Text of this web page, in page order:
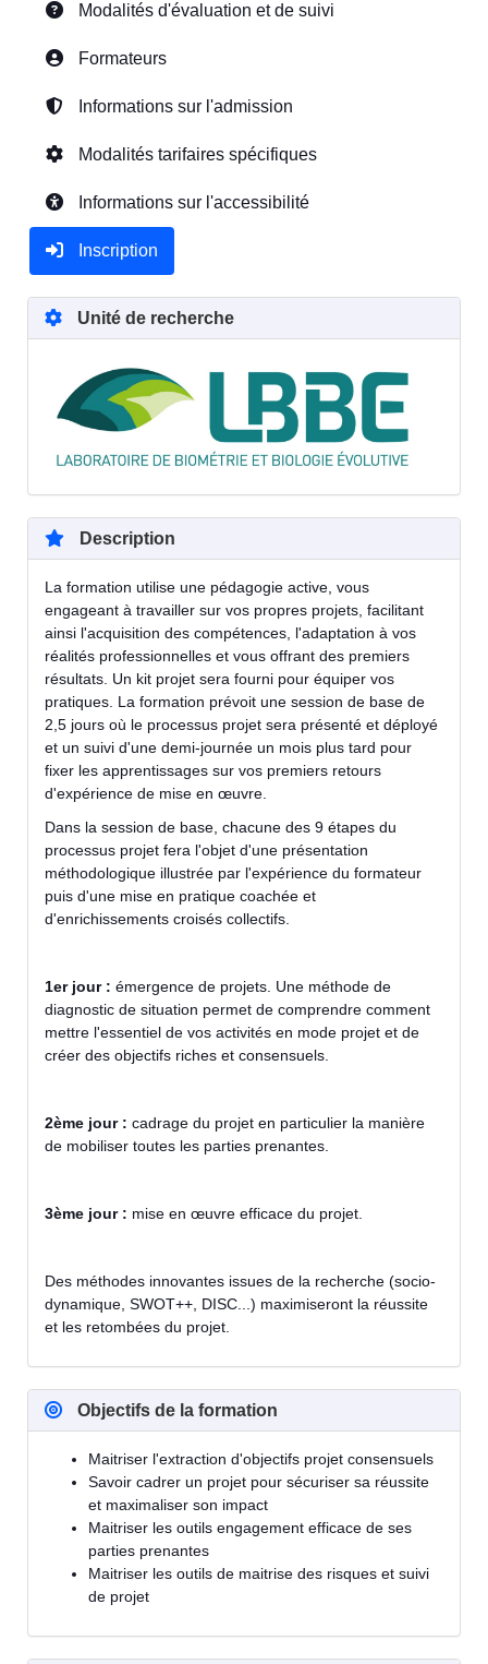
Modalités d'évaluation et de suivi
Formateurs
Informations sur l'admission
Modalités tarifaires spécifiques
Informations sur l'accessibilité
Inscription
Unité de recherche
Description
La formation utilise une pédagogie active, vous
engageant à travailler sur vos propres projets, facilitant
ainsi l'acquisition des compétences, l'adaptation à vos
réalités professionnelles et vous offrant des premiers
résultats. Un kit projet sera fourni pour équiper vos
pratiques. La formation prévoit une session de base de
2,5 jours où le processus projet sera présenté et déployé
et un suivi d'une demi-journée un mois plus tard pour
fixer les apprentissages sur vos premiers retours
d'expérience de mise en œuvre.
Dans la session de base, chacune des 9 étapes du
processus projet fera l'objet d'une présentation
méthodologique illustrée par l'expérience du formateur
puis d'une mise en pratique coachée et
d'enrichissements croisés collectifs.
1er jour : émergence de projets. Une méthode de
diagnostic de situation permet de comprendre comment
mettre l'essentiel de vos activités en mode projet et de
créer des objectifs riches et consensuels.
2ème jour : cadrage du projet en particulier la manière
de mobiliser toutes les parties prenantes.
3ème jour : mise en œuvre efficace du projet.
Des méthodes innovantes issues de la recherche (socio-
dynamique, SWOT++, DISC...) maximiseront la réussite
et les retombées du projet.
Objectifs de la formation
Maitriser l'extraction d'objectifs projet consensuels
Savoir cadrer un projet pour sécuriser sa réussite
et maximaliser son impact
Maitriser les outils engagement efficace de ses
parties prenantes
Maitriser les outils de maitrise des risques et suivi
de projet